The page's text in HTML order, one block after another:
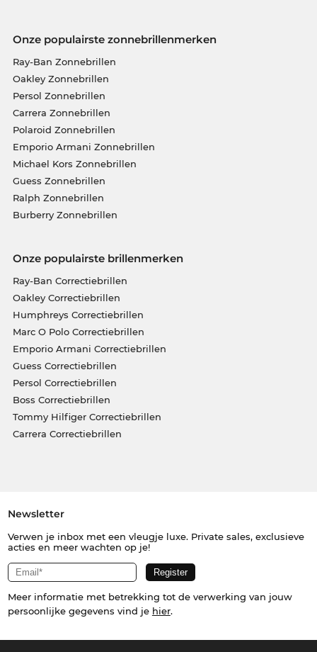
Onze populairste zonnebrillenmerken
Ray-Ban Zonnebrillen
Oakley Zonnebrillen
Persol Zonnebrillen
Carrera Zonnebrillen
Polaroid Zonnebrillen
Emporio Armani Zonnebrillen
Michael Kors Zonnebrillen
Guess Zonnebrillen
Ralph Zonnebrillen
Burberry Zonnebrillen
Onze populairste brillenmerken
Ray-Ban Correctiebrillen
Oakley Correctiebrillen
Humphreys Correctiebrillen
Marc O Polo Correctiebrillen
Emporio Armani Correctiebrillen
Guess Correctiebrillen
Persol Correctiebrillen
Boss Correctiebrillen
Tommy Hilfiger Correctiebrillen
Carrera Correctiebrillen
Newsletter
Verwen je inbox met een vleugje luxe. Private sales, exclusieve
acties en meer wachten op je!
Meer informatie met betrekking tot de verwerking van jouw
persoonlijke gegevens vind je hier.